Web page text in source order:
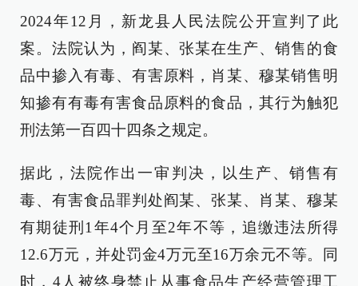
2024年12月，新龙县人民法院公开宣判了此
案。法院认为，阎某、张某在生产、销售的食
品中掺入有毒、有害原料，肖某、穆某销售明
知掺有有毒有害食品原料的食品，其行为触犯
刑法第一百四十四条之规定。
据此，法院作出一审判决，以生产、销售有
毒、有害食品罪判处阎某、张某、肖某、穆某
有期徒刑1年4个月至2年不等，追缴违法所得
12.6万元，并处罚金4万元至16万余元不等。同
时，4人被终身禁止从事食品生产经营管理工